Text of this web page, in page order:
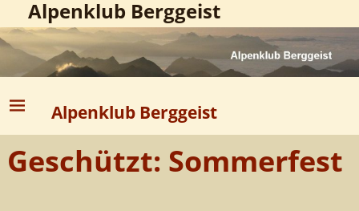
Alpenklub Berggeist
Alpenklub Berggeist
Geschützt: Sommerfest